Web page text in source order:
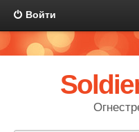
Войти